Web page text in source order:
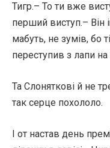
Тигр.– То ти вже
перший виступ.– Він
мабуть, не зумів, бо
переступив з лапи на
Та Слоняткові й не
так серце похололо.
І от настав день